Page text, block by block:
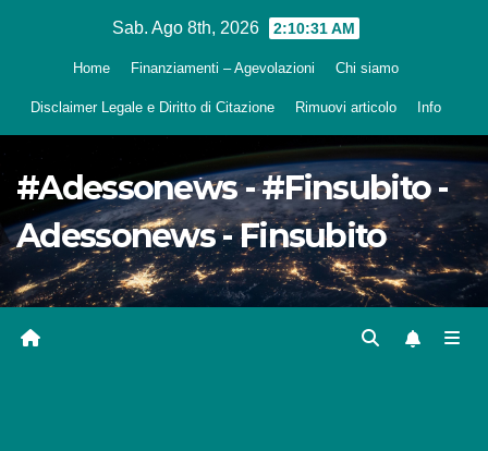
Sab. Ago 8th, 2026 2:10:32 AM
Home Finanziamenti – Agevolazioni Chi siamo
Disclaimer Legale e Diritto di Citazione Rimuovi articolo Info
#Adessonews - #Finsubito -
Adessonews - Finsubito